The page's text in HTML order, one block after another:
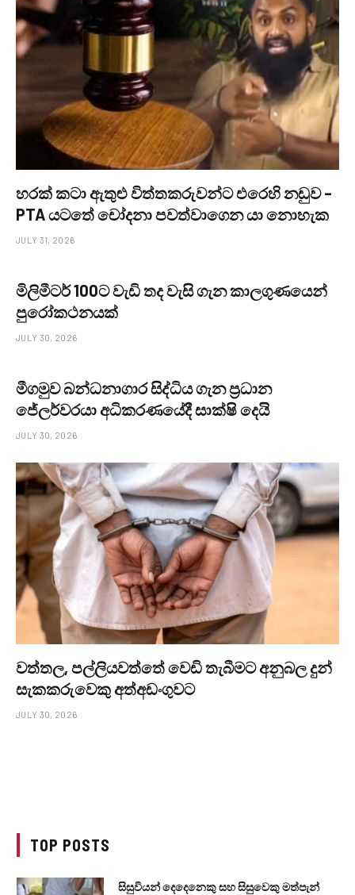
හරක් කටා ඇතුළු විත්තකරුවන්ට එරෙහි නඩුව –
PTA යටතේ චෝදනා පවත්වාගෙන යා නොහැක
JULY 31, 2026
මිලිමීටර් 100ට වැඩි තද වැසි ගැන කාලගුණයෙන්
පුරෝකථනයක්
JULY 30, 2026
මීගමුව බන්ධනාගාර සිද්ධිය ගැන ප්‍රධාන
ජේලර්වරයා අධිකරණයේදී සාක්ෂි දෙයි
JULY 30, 2026
වත්තල, පල්ලියවත්තේ වෙඩි තැබීමට අනුබල දුන්
සැකකරුවෙකු අත්අඩංගුවට
JULY 30, 2026
TOP POSTS
සිසුවියන් දෙදෙනෙකු සහ සිසුවෙකු මත්පැන්